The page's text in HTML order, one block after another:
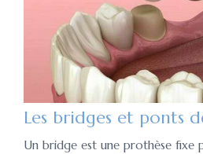
Les bridges et ponts
Un bridge est une prothèse fixe